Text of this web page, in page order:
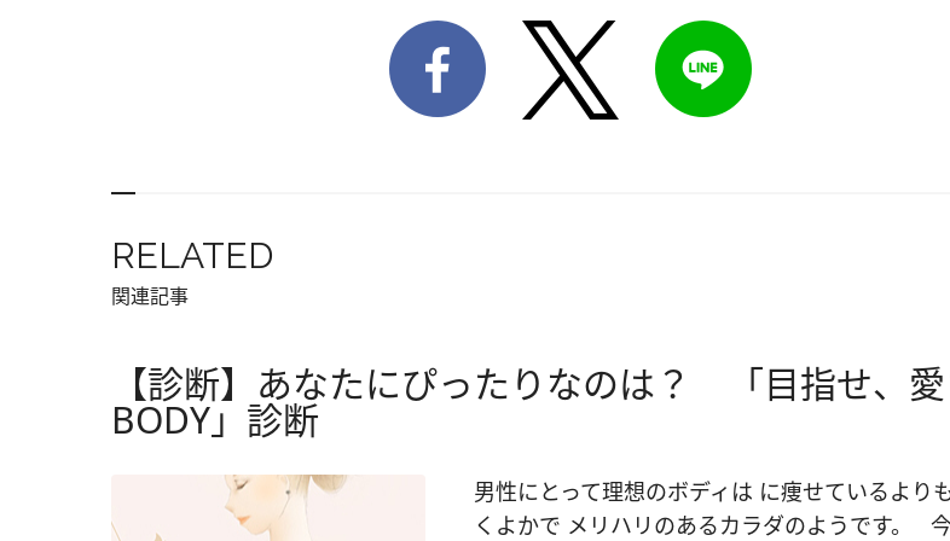
RELATED
関連記事
【診断】あなたにぴったりなのは？ 「目指せ、
BODY」診断
男性にとって理想のボディは に痩せているより
くよかで メリハリのあるカラダのようです。